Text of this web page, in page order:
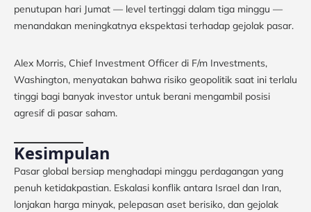
penutupan hari Jumat — level tertinggi dalam tiga minggu —
menandakan meningkatnya ekspektasi terhadap gejolak pasar.
Alex Morris, Chief Investment Officer di F/m Investments,
Washington, menyatakan bahwa risiko geopolitik saat ini terlalu
tinggi bagi banyak investor untuk berani mengambil posisi
agresif di pasar saham.
Kesimpulan
Pasar global bersiap menghadapi minggu perdagangan yang
penuh ketidakpastian. Eskalasi konflik antara Israel dan Iran,
lonjakan harga minyak, pelepasan aset berisiko, dan gejolak